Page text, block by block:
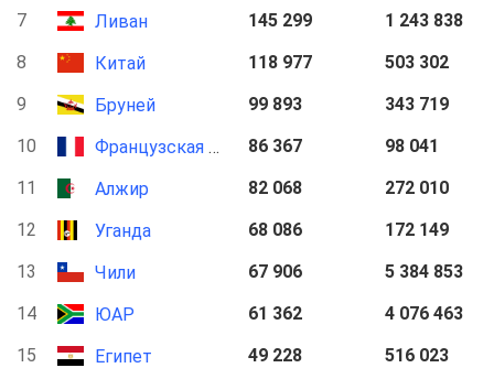
7
Ливан 145 299
1 243 838
8
Китай 118 977
503 302
9
Бруней 99 893
343 719
10
Французская Гвиана 86 367
98 041
11
Алжир 82 068
272 010
12
Уганда 68 086
172 149
13
Чили 67 906
5 384 853
14
ЮАР 61 362
4 076 463
15
Египет 49 228
516 023